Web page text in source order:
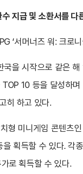
지급 및 소환서를 다
‘서머너즈 워: 크로
국을 시작으로 같은
10 등을 달성하
히 하고 있다.
형 미니게임 콘텐츠
획득할 수 있다. 각
로 획득할 수 있다.